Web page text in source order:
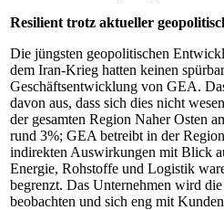
Resilient trotz aktueller
Die jüngsten geopolitischen
dem Iran-Krieg hatten keinen
Geschäftsentwicklung von GEA.
davon aus, dass sich dies nicht
der gesamten Region Naher Osten
rund 3%; GEA betreibt in der
indirekten Auswirkungen mit Blick
Energie, Rohstoffe und Logistik
begrenzt. Das Unternehmen wird
beobachten und sich eng mit